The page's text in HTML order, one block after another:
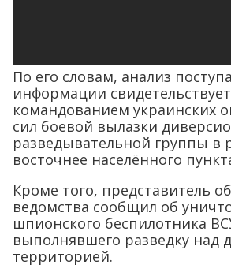
По его словам, анализ
информации
командованием украинских
сил боевой вылазки
разведывательной группы в
восточнее населённого
Кроме того, представитель
ведомства сообщил об
шпионского беспилотника
выполнявшего разведку над
территорией.